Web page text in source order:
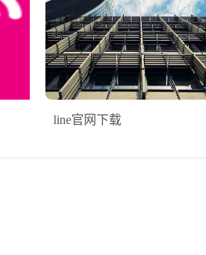
line官网下载